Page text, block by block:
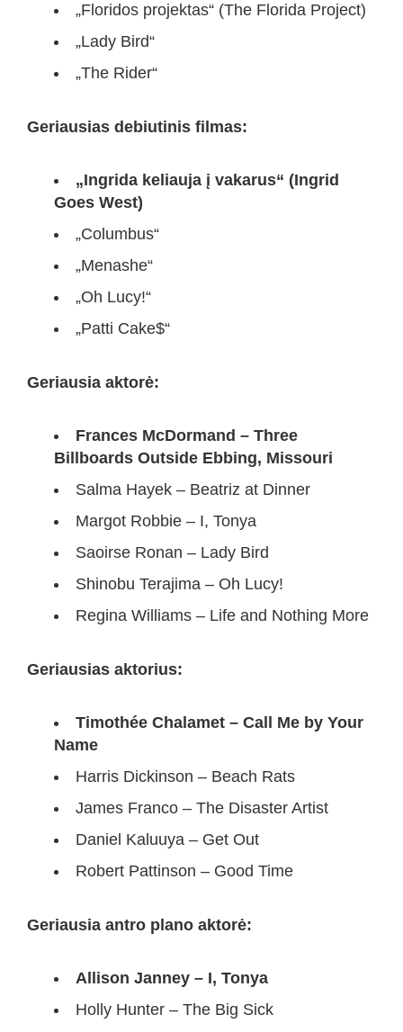
„Floridos projektas“ (The Florida Project)
„Lady Bird“
„The Rider“
Geriausias debiutinis filmas:
„Ingrida keliauja į vakarus“ (Ingrid
Goes West)
„Columbus“
„Menashe“
„Oh Lucy!“
„Patti Cake$“
Geriausia aktorė:
Frances McDormand – Three
Billboards Outside Ebbing, Missouri
Salma Hayek – Beatriz at Dinner
Margot Robbie – I, Tonya
Saoirse Ronan – Lady Bird
Shinobu Terajima – Oh Lucy!
Regina Williams – Life and Nothing More
Geriausias aktorius:
Timothée Chalamet – Call Me by Your
Name
Harris Dickinson – Beach Rats
James Franco – The Disaster Artist
Daniel Kaluuya – Get Out
Robert Pattinson – Good Time
Geriausia antro plano aktorė:
Allison Janney – I, Tonya
Holly Hunter – The Big Sick